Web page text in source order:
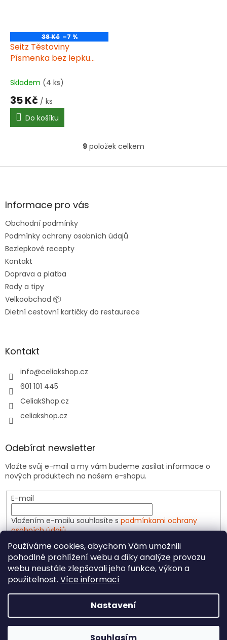
Používáme cookies, abychom Vám umožnili
pohodlné prohlížení webu a díky analýze provozu
webu neustále zlepšovali jeho funkce, výkon a
použitelnost. Více informací
Nastavení
38 Kč –7 %
Seitz Těstoviny
Písmenka bez lepku
Skladem (4 ks)
35 Kč / ks
Do košíku
O
l
r
s
9 položek celkem
Z
aInformace pro vás
Obchodní podmínky
Podmínky ochrany osobních údajů
Bezlepkové recepty
Kontakt
Doprava a platba
Rady a tipy
Velkoobchod 📦
Dietní cestovní kartičky do restaurece
Kontakt
info@celiakshop.cz
601 101 445
CeliakShop.cz
celiakshop.cz
Odebírat newsletter
Vložte svůj e-mail a my vám budeme zasílat informace o
nových produktech na našem e-shopu.
E-mail
Vložením e-mailu souhlasíte s podmínkami ochrany
osobních údajů
PŘIHLÁSIT SE
Copyright 2026CeliakShop.cz. Všechna práva